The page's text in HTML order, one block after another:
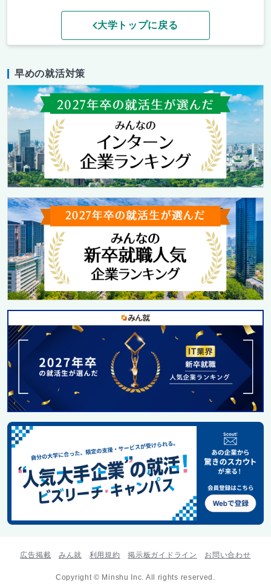
大学トップに戻る
早めの就活対策
広告掲載 みん就 利用規約 掲示板ガイドライン お問い合わせ
Copyright © Minshu Inc. All rights reserved.